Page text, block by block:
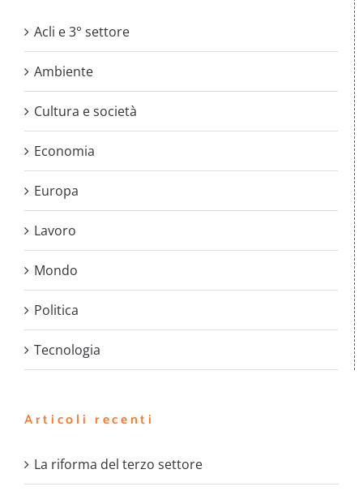
Acli e 3° settore
Ambiente
Cultura e società
Economia
Europa
Lavoro
Mondo
Politica
Tecnologia
Articoli recenti
La riforma del terzo settore